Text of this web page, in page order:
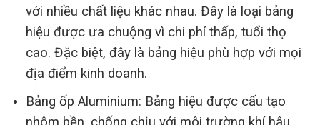
với nhiều chất liệu khác nhau. Đây là loại bảng
hiệu được ưa chuộng vì chi phí thấp, tuổi thọ
cao. Đặc biệt, đây là bảng hiệu phù hợp với mọi
địa điểm kinh doanh.
Bảng ốp Aluminium: Bảng hiệu được cấu tạo